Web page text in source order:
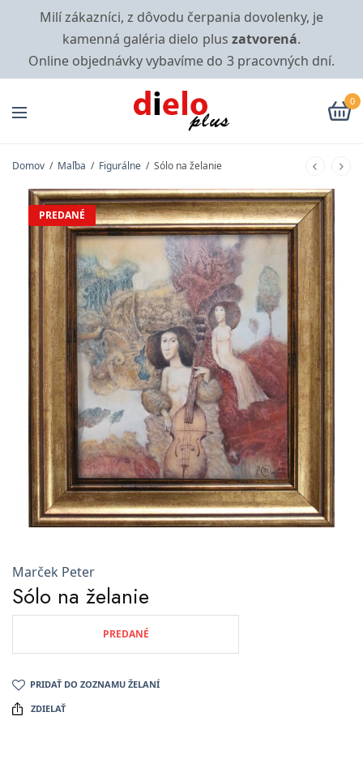
Milí zákazníci, z dôvodu čerpania dovolenky, je
kamenná galéria dielo plus zatvorená.
Online objednávky vybavíme do 3 pracovných dní.
0
Domov / Maľba / Figurálne / Sólo na želanie
PREDANÉ
Marček Peter
Sólo na želanie
PREDANÉ
PRIDAŤ DO ZOZNAMU ŽELANÍ
ZDIELAŤ